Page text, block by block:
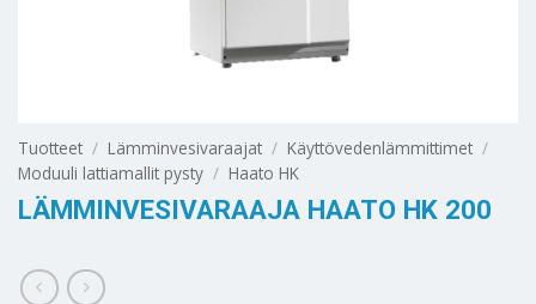
Tuotteet / Lämminvesivaraajat / Käyttövedenlämmittimet /
Moduuli lattiamallit pysty / Haato HK
LÄMMINVESIVARAAJA HAATO HK 200